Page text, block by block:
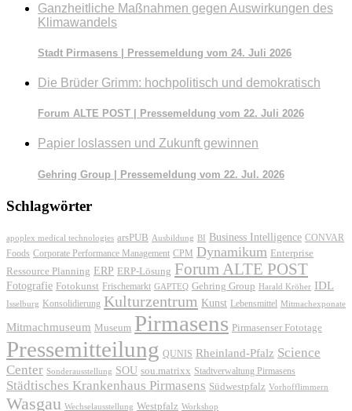
Ganzheitliche Maßnahmen gegen Auswirkungen des
Klimawandels
Stadt Pirmasens | Pressemeldung vom 24. Juli 2026
Die Brüder Grimm: hochpolitisch und demokratisch
Forum ALTE POST | Pressemeldung vom 22. Juli 2026
Papier loslassen und Zukunft gewinnen
Gehring Group | Pressemeldung vom 22. Jul. 2026
Schlagwörter
apoplex medical technologies arsPUB Ausbildung BI Business Intelligence CONVAR
Foods Corporate Performance Management CPM Dynamikum Enterprise
Ressource Planning ERP ERP-Lösung Forum ALTE POST
Fotografie Fotokunst Frischemarkt GAPTEQ Gehring Group Harald Kröher IDL
Isselburg Konsolidierung Kulturzentrum Kunst Lebensmittel Mitmachexponate
Mitmachmuseum Museum Pirmasens Pirmasenser Fototage
Pressemitteilung QUNIS Rheinland-Pfalz Science
Center Sonderausstellung SOU sou.matrixx Stadtverwaltung Pirmasens
Städtisches Krankenhaus Pirmasens Südwestpfalz Vorhofflimmern
Wasgau Wechselausstellung Westpfalz Workshop